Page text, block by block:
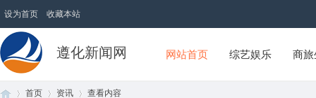
设为首页 收藏本站
遵化新闻网 网站首页 综艺娱乐 商
首页 资讯 查看内容